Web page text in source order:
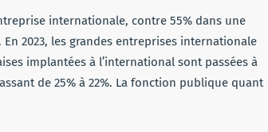
internationale, contre 55% dans une
2023, les grandes entreprises internationale
implantées à l’international sont passées à
de 25% à 22%. La fonction publique quant